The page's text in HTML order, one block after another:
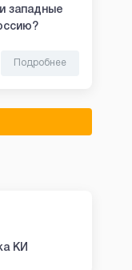
западные
Подробнее
КИ